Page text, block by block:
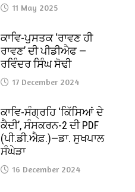
11 May 2025
ਕਾਵਿ-ਪੁਸਤਕ ‘ਰਾਵਣ ਹੀ
ਰਾਵਣ’ ਦੀ ਪੀਡੀਐਫ —
ਰਵਿੰਦਰ ਸਿੰਘ ਸੋਢੀ
17 December 2024
ਕਾਵਿ-ਸੰਗ੍ਰਹਿ ‘ਕਿੱਸਿਆਂ ਦੇ
ਕੈਦੀ’, ਸੰਸਕਰਨ-2 ਦੀ PDF
(ਪੀ.ਡੀ.ਐਫ਼.)—ਡਾ. ਸੁਖਪਾਲ
ਸੰਘੇੜਾ
16 December 2024